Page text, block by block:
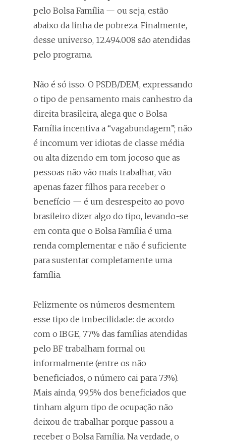
pelo Bolsa Família — ou seja, estão
abaixo da linha de pobreza. Finalmente,
desse universo, 12.494.008 são atendidas
pelo programa.
Não é só isso. O PSDB/DEM, expressando
o tipo de pensamento mais canhestro da
direita brasileira, alega que o Bolsa
Família incentiva a “vagabundagem”; não
é incomum ver idiotas de classe média
ou alta dizendo em tom jocoso que as
pessoas não vão mais trabalhar, vão
apenas fazer filhos para receber o
benefício — é um desrespeito ao povo
brasileiro dizer algo do tipo, levando-se
em conta que o Bolsa Família é uma
renda complementar e não é suficiente
para sustentar completamente uma
família.
Felizmente os números desmentem
esse tipo de imbecilidade: de acordo
com o IBGE, 77% das famílias atendidas
pelo BF trabalham formal ou
informalmente (entre os não
beneficiados, o número cai para 73%).
Mais ainda, 99,5% dos beneficiados que
tinham algum tipo de ocupação não
deixou de trabalhar porque passou a
receber o Bolsa Família. Na verdade, o